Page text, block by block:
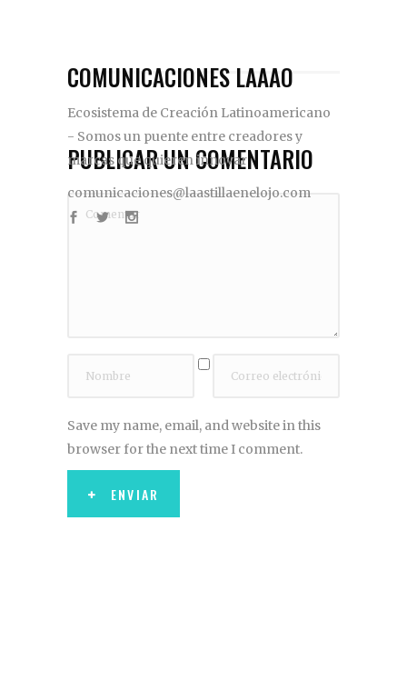
COMUNICACIONES LAAAO
Ecosistema de Creación Latinoamericano
- Somos un puente entre creadores y
marcas que quieren innovar
comunicaciones@laastillaenelojo.com
PUBLICAR UN COMENTARIO
Save my name, email, and website in this
browser for the next time I comment.
ENVIAR